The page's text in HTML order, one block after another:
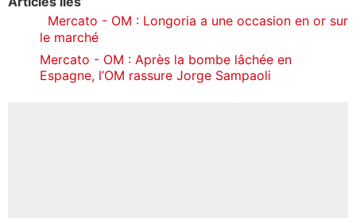
Mercato - OM : Longoria a une occasion en or sur
le marché
Mercato - OM : Après la bombe lâchée en
Espagne, l’OM rassure Jorge Sampaoli